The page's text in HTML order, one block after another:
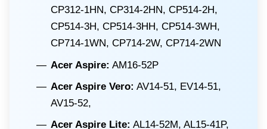
CP312-1HN, CP314-2HN, CP514-2H,
CP514-3H, CP514-3HH, CP514-3WH,
CP714-1WN, CP714-2W, CP714-2WN
Acer Aspire: AM16-52P
Acer Aspire Vero: AV14-51, EV14-51,
AV15-52,
Acer Aspire Lite: AL14-52M, AL15-41P,